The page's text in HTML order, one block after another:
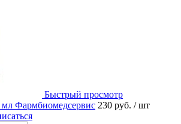
Быстрый просмотр
Фармбиомедсервис 230 руб. / шт